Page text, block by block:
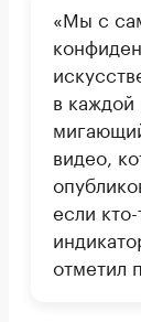
«Мы с
в каждой
видео,
если
отметил